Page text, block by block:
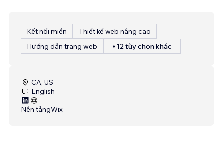
Kết nối miền
Thiết kế web nâng cao
Hướng dẫn trang web
+12 tùy chọn khác
CA, US
English
Nền tảngWix